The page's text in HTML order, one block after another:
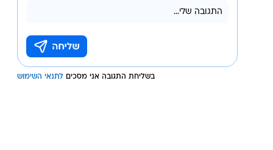
בשליחת התגובה אני מסכים לתנאי השימוש